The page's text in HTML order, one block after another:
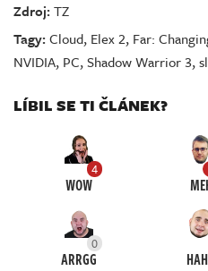
Zdroj:TZ
Tagy:Cloud, Elex 2, Far:
NVIDIA, PC,Shadow Warrior 3,
LÍBIL SE TI ČLÁNEK?
4
WOW
0
ARRGG